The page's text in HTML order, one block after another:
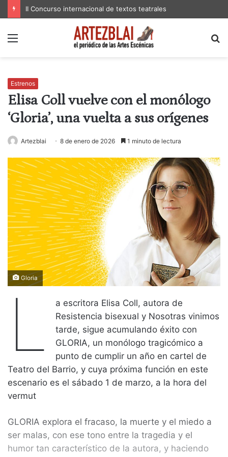
II Concurso internacional de textos teatrales
Menú
Estrenos
Elisa Coll vuelve con el monólogo
‘Gloria’, una vuelta a sus orígenes
Artezblai 8 de enero de 2026 1 minuto de lectura
Gloria
L
a escritora Elisa Coll, autora de
Resistencia bisexual y Nosotras vinimos
tarde, sigue acumulando éxito con
GLORIA, un monólogo tragicómico a
punto de cumplir un año en cartel de
Teatro del Barrio, y cuya próxima función en este
escenario es el sábado 1 de marzo, a la hora del
vermut
GLORIA explora el fracaso, la muerte y el miedo a
ser malas, con ese tono entre la tragedia y el
humor tan característico de la autora, y haciendo